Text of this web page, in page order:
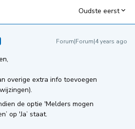
Oudste eerst
Forum|Forum|4 years ago
,
overige extra info toevoegen
de optie 'Melders mogen
op 'Ja’ staat.